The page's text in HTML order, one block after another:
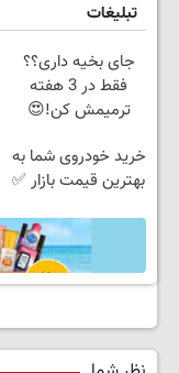
تبلیغات
جای بخیه داری؟؟
فقط در 3 هفته
ترمیمش کن!😍
خرید خودروی شما به
بهترین قیمت بازار ✅